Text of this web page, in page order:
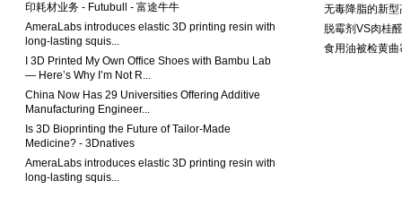
印耗材业务 - Futubull - 富途牛牛
AmeraLabs introduces elastic 3D printing resin with
long-lasting squis...
I 3D Printed My Own Office Shoes with Bambu Lab
— Here’s Why I’m Not R...
China Now Has 29 Universities Offering Additive
Manufacturing Engineer...
Is 3D Bioprinting the Future of Tailor-Made
Medicine? - 3Dnatives
AmeraLabs introduces elastic 3D printing resin with
long-lasting squis...
无毒降脂的新
脱霉剂VS肉桂
食用油被检黄